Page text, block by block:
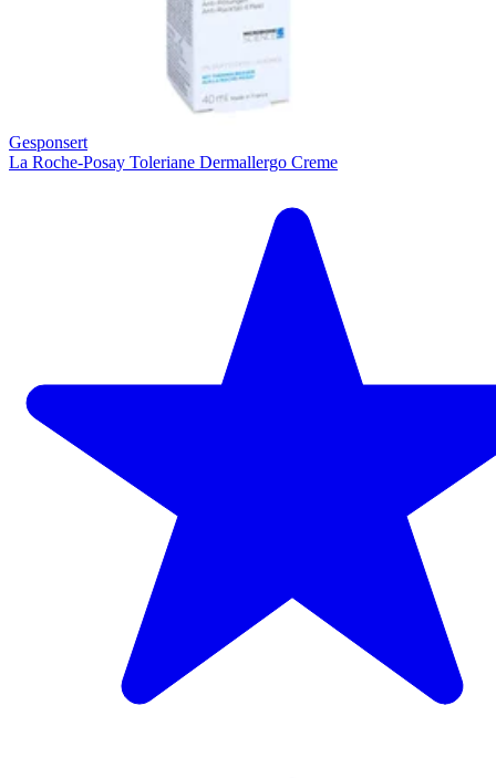
Gesponsert
La Roche-Posay Toleriane Dermallergo Creme